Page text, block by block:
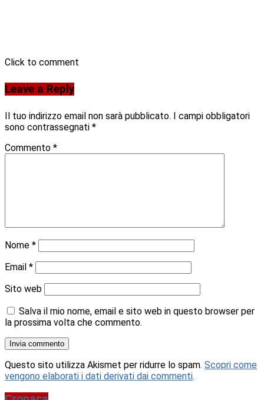
Click to comment
Leave a Reply
Il tuo indirizzo email non sarà pubblicato. I campi obbligatori
sono contrassegnati *
Commento *
Nome *
Email *
Sito web
Salva il mio nome, email e sito web in questo browser per
la prossima volta che commento.
Questo sito utilizza Akismet per ridurre lo spam. Scopri come
vengono elaborati i dati derivati dai commenti.